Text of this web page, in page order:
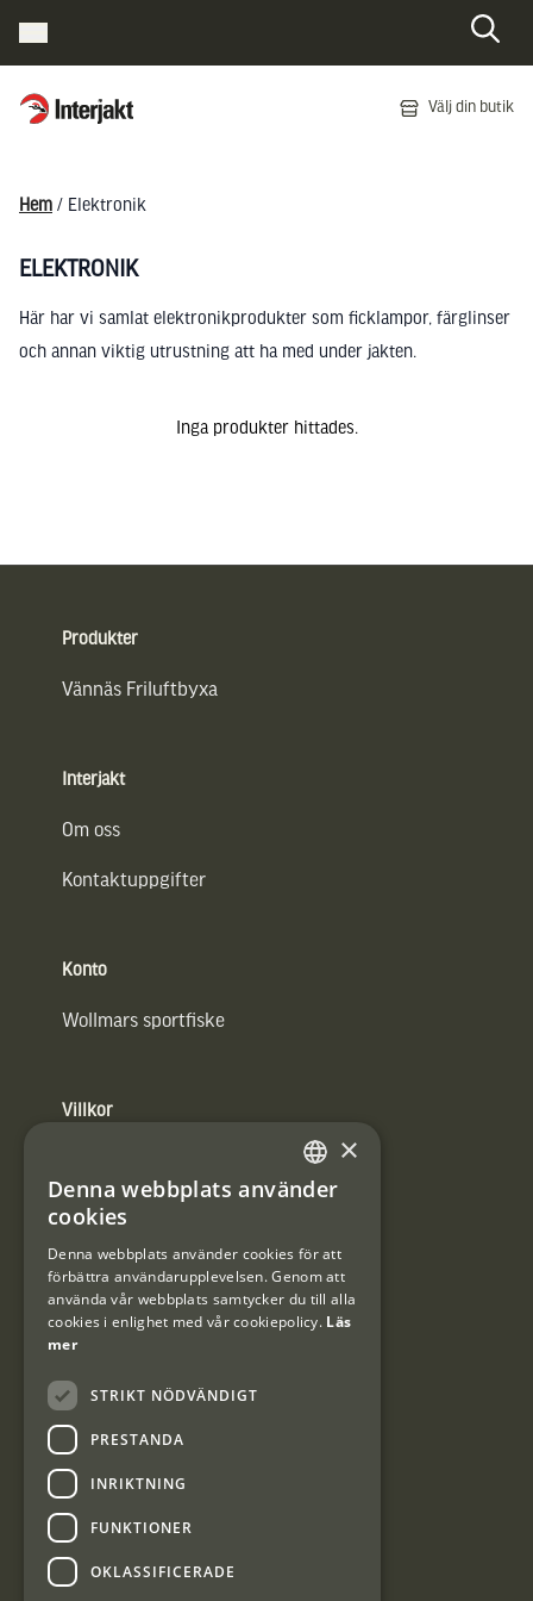
Interjakt SE Välj din butik
Hem / Elektronik
ELEKTRONIK
Här har vi samlat elektronikprodukter som ficklampor, färglinser
och annan viktig utrustning att ha med under jakten.
Inga produkter hittades.
Produkter
Vännäs Friluftbyxa
Interjakt
Om oss
Kontaktuppgifter
Konto
Wollmars sportfiske
Villkor
Användarvillkor
#Interjaktfamily
Kundklubb
Information om kundklubben.
Interjakt SE
SWEDISH
×
Denna webbplats använder
cookies
Denna webbplats använder cookies för att
förbättra användarupplevelsen. Genom att
använda vår webbplats samtycker du till alla
cookies i enlighet med vår cookiepolicy. Läs
mer
STRIKT NÖDVÄNDIGT
PRESTANDA
INRIKTNING
FUNKTIONER
OKLASSIFICERADE